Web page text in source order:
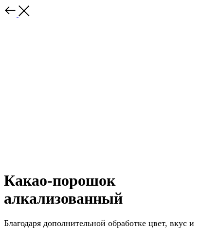
Какао-порошок
алкализованный
Благодаря дополнительной обработке цвет, вкус и